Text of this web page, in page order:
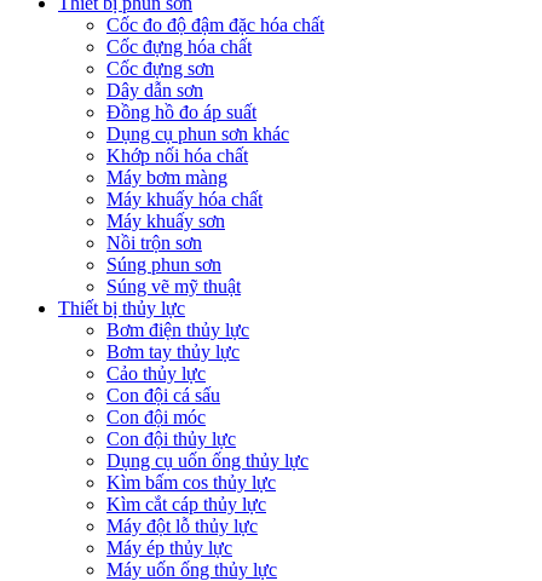
Cốc đo độ đậm đặc hóa chất
Cốc đựng hóa chất
Cốc đựng sơn
Dây dẫn sơn
Đồng hồ đo áp suất
Dụng cụ phun sơn khác
Khớp nối hóa chất
Máy bơm màng
Máy khuấy hóa chất
Máy khuấy sơn
Nồi trộn sơn
Súng phun sơn
Súng vẽ mỹ thuật
Thiết bị thủy lực
Bơm điện thủy lực
Bơm tay thủy lực
Cảo thủy lực
Con đội cá sấu
Con đội móc
Con đội thủy lực
Dụng cụ uốn ống thủy lực
Kìm bấm cos thủy lực
Kìm cắt cáp thủy lực
Máy đột lỗ thủy lực
Máy ép thủy lực
Máy uốn ống thủy lực